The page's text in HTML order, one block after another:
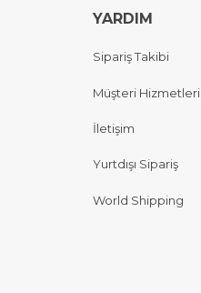
YARDIM
Sipariş Takibi
Müşteri Hizmetleri
İletişim
Yurtdışı Sipariş
World Shipping